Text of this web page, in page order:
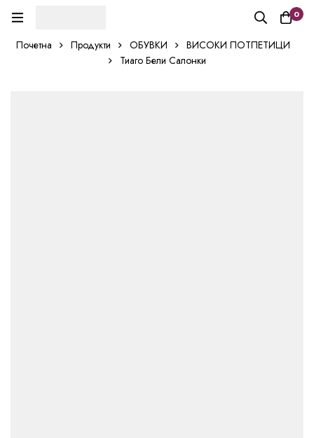
0
Почетна Продукти ОБУВКИ
ВИСОКИ ПОТПЕТИЦИ
Тиаго Бели Салонки